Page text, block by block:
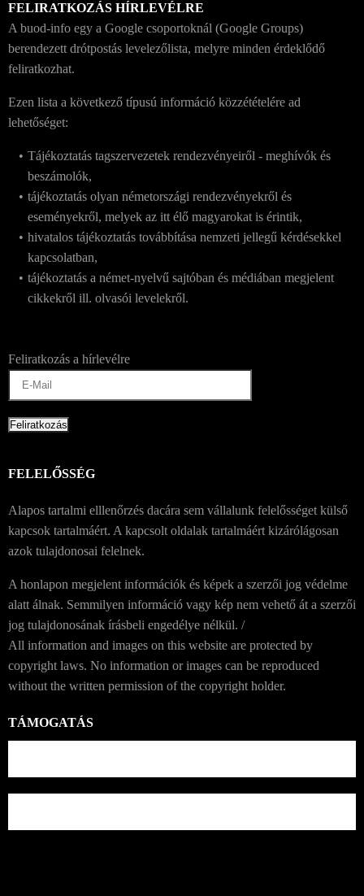
FELIRATKOZÁS HÍRLEVÉLRE
A buod-info egy a Google csoportoknál (Google Groups)
berendezett drótpostás levelezőlista, melyre minden érdeklődő
feliratkozhat.
Ezen lista a következő típusú információ közzétételére ad
lehetőséget:
Tájékoztatás tagszervezetek rendezvényeiről - meghívók és
beszámolók,
tájékoztatás olyan németországi rendezvényekről és
eseményekről, melyek az itt élő magyarokat is érintik,
hivatalos tájékoztatás továbbítása nemzeti jellegű kérdésekkel
kapcsolatban,
tájékoztatás a német-nyelvű sajtóban és médiában megjelent
cikkekről ill. olvasói levelekről.
Feliratkozás a hírlevélre
FELELŐSSÉG
Alapos tartalmi elllenőrzés dacára sem vállalunk felelősséget külső
kapcsok tartalmáért. A kapcsolt oldalak tartalmáért kizárólágosan
azok tulajdonosai felelnek.
A honlapon megjelent információk és képek a szerzői jog védelme
alatt álnak. Semmilyen információ vagy kép nem vehető át a szerzői
jog tulajdonosának írásbeli engedélye nélkül. /
All information and images on this website are protected by
copyright laws. No information or images can be reproduced
without the written permission of the copyright holder.
TÁMOGATÁS